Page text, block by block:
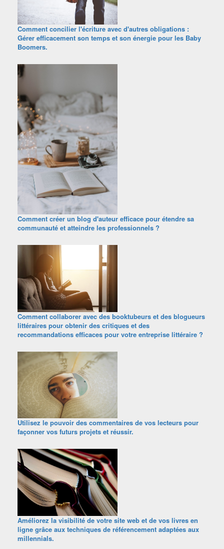
Comment concilier l'écriture avec d'autres obligations :
Gérer efficacement son temps et son énergie pour les Baby
Boomers.
Comment créer un blog d'auteur efficace pour étendre sa
communauté et atteindre les professionnels ?
Comment collaborer avec des booktubeurs et des blogueurs
littéraires pour obtenir des critiques et des
recommandations efficaces pour votre entreprise littéraire ?
Utilisez le pouvoir des commentaires de vos lecteurs pour
façonner vos futurs projets et réussir.
Améliorez la visibilité de votre site web et de vos livres en
ligne grâce aux techniques de référencement adaptées aux
millennials.